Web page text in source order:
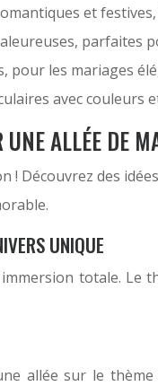
et
parfaites
pour les mariages
avec couleurs
ALLÉE DE
! Découvrez des
UNIQUE
totale. Le
allée sur le